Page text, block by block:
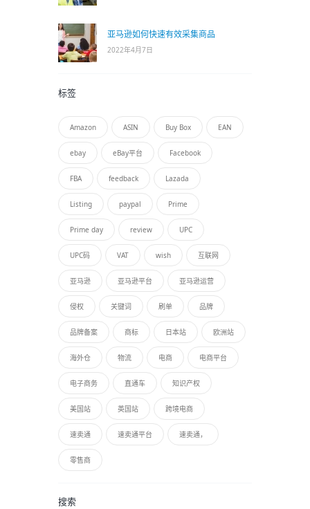
亚马逊如何快速有效采集商品
2022年4月7日
标签
Amazon ASIN Buy Box EAN
ebay eBay平台 Facebook
FBA feedback Lazada
Listing paypal Prime
Prime day review UPC
UPC码 VAT wish 互联网
亚马逊 亚马逊平台 亚马逊运营
侵权 关键词 刷单 品牌
品牌备案 商标 日本站 欧洲站
海外仓 物流 电商 电商平台
电子商务 直通车 知识产权
美国站 英国站 跨境电商
速卖通 速卖通平台 速卖通，
零售商
搜索